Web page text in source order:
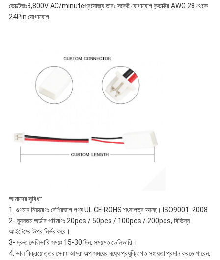
ভোল্টেজঃ3,800V AC/minuteপ্রযোজ্য তারঃ সকেট যোগাযোগ কন্ডাক্টর AWG 28 থেকে
24Pin যোগাযোগ
আমাদের সুবিধা:
1. গুণমান নিয়ন্ত্রণঃ বেশিরভাগ পণ্য UL CE ROHS শংসাপত্র আছে। ISO9001: 2008
2- ন্যূনতম অর্ডার পরিমাণঃ 20pcs / 50pcs / 100pcs / 200pcs, বিভিন্ন
আইটেমের উপর নির্ভর করে।
3- দ্রুত ডেলিভারি সময়ঃ 15-30 দিন, সময়মত ডেলিভারি।
4. ভাল বিক্রয়োত্তর সেবাঃ আমরা অল্প সময়ের মধ্যে প্রযুক্তিগত সহায়তা প্রদান করতে পারেন,